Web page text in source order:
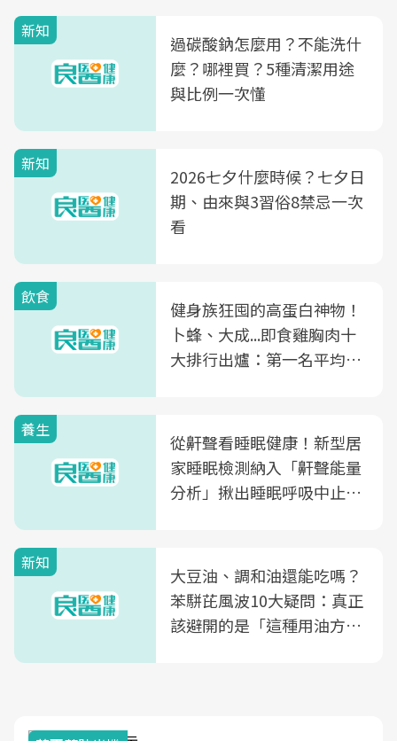
新知
過碳酸鈉怎麼用？不能洗什
麼？哪裡買？5種清潔用途
與比例一次懂
新知
2026七夕什麼時候？七夕日
期、由來與3習俗8禁忌一次
看
飲食
健身族狂囤的高蛋白神物！
卜蜂、大成...即食雞胸肉十
大排行出爐：第一名平均一
養生
從鼾聲看睡眠健康！新型居
家睡眠檢測納入「鼾聲能量
分析」揪出睡眠呼吸中止症
新知
大豆油、調和油還能吃嗎？
苯駢芘風波10大疑問：真正
該避開的是「這種用油方